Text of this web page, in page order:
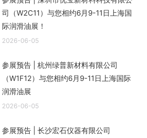
司（W2C11）与您相约6月9-11日上海国
际润滑油展！
2026-06-05
参展预告 | 杭州绿普新材料有限公司
（W1F12）与您相约6月9-11日上海国际
润滑油展
2026-06-05
参展预告 | 长沙宏石仪器有限公司